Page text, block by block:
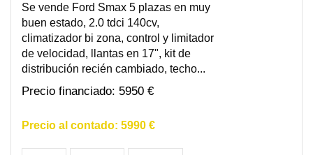
Se vende Ford Smax 5 plazas en muy
buen estado, 2.0 tdci 140cv,
climatizador bi zona, control y limitador
de velocidad, llantas en 17", kit de
distribución recién cambiado, techo...
5950 €
5990 €